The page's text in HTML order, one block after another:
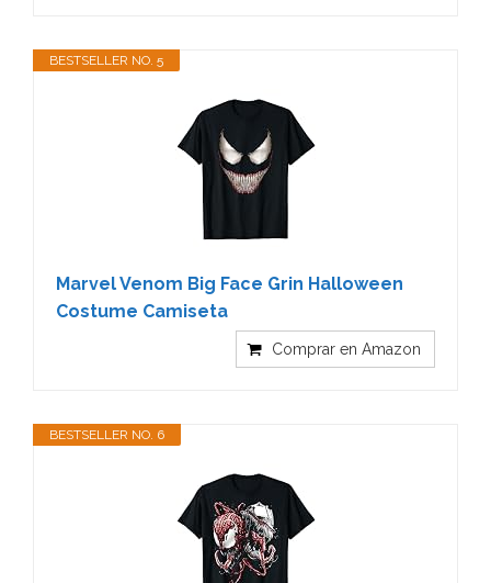
BESTSELLER NO. 5
Marvel Venom Big Face Grin Halloween
Costume Camiseta
Comprar en Amazon
BESTSELLER NO. 6